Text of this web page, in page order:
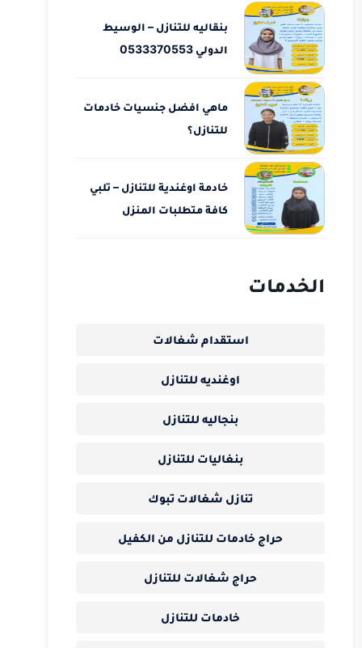
بنقاليه للتنازل – الوسيط
الدولي 0533370553
ماهي افضل جنسيات خادمات
للتنازل؟
خادمة اوغندية للتنازل – تلبي
كافة متطلبات المنزل
الخدمات
استقدام شغالات
اوغنديه للتنازل
بنجاليه للتنازل
بنغاليات للتنازل
تنازل شغالات تبوك
حراج خادمات للتنازل من الكفيل
حراج شغالات للتنازل
خادمات للتنازل